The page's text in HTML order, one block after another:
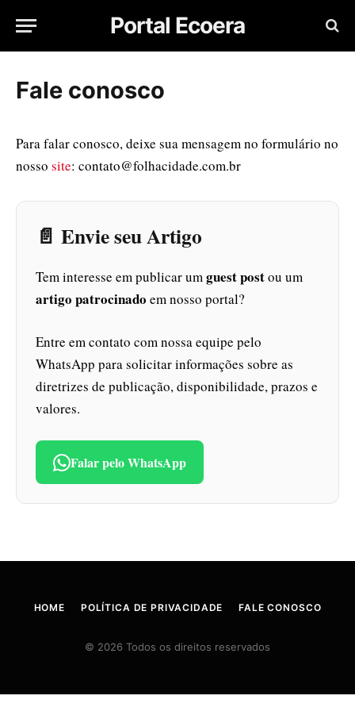
Portal Ecoera
Fale conosco
Para falar conosco, deixe sua mensagem no formulário no
nosso site: contato@folhacidade.com.br
📄 Envie seu Artigo
Tem interesse em publicar umguest postou um
artigo patrocinado em nosso portal?
Entre em contato com nossa equipe pelo
WhatsApp para solicitar informações sobre as
diretrizes de publicação, disponibilidade, prazos e
valores.
Falar pelo WhatsApp
HOME POLÍTICA DE PRIVACIDADE FALE CONOSCO
© 2026 Todos os direitos reservados